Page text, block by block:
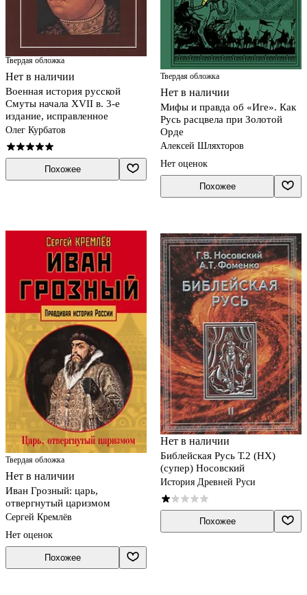
Твердая обложка
Нет в наличии
Военная история русской
Смуты начала XVII в. 3-е
издание, исправленное
Олег Курбатов
Похожее
Твердая обложка
Нет в наличии
Мифы и правда об «Иге». Как
Русь расцвела при Золотой
Орде
Алексей Шляхторов
Нет оценок
Похожее
Твердая обложка
Нет в наличии
Иван Грозный: царь,
отвергнутый царизмом
Сергей Кремлёв
Нет оценок
Похожее
Нет в наличии
Библейская Русь Т.2 (НХ)
(супер) Носовский
История Древней Руси
Похожее